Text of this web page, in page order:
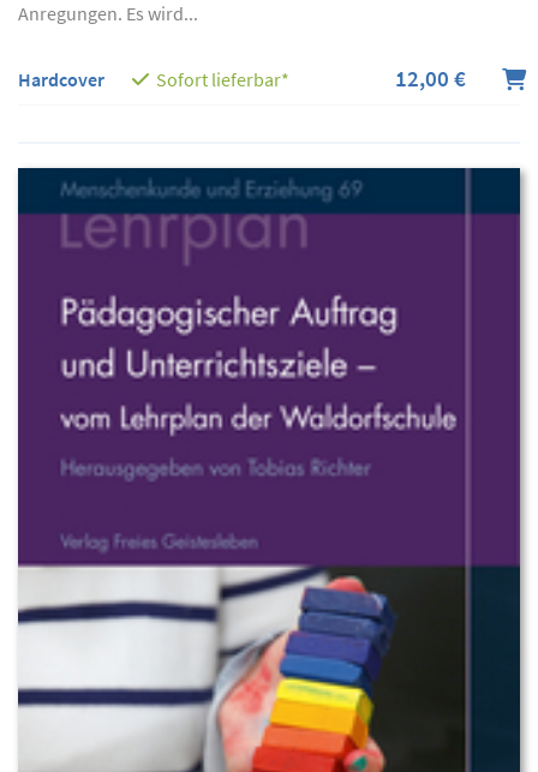
Anregungen. Es wird...
Hardcover Sofort lieferbar* 12,00 €